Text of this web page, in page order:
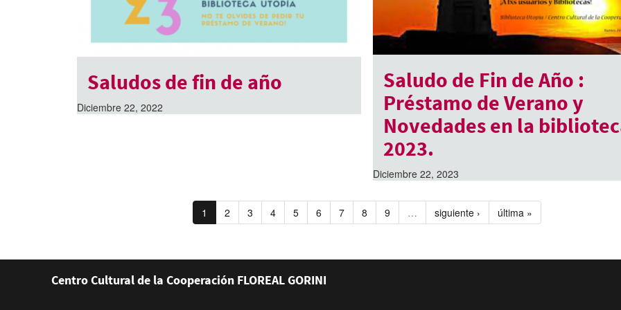
Saludo de Fin de Año :
Préstamo de Verano y
Novedades en la
2023.
Diciembre 22, 2023
Saludos de fin de año
Diciembre 22, 2022
1 2 3 4 5 6 7 8 9 … siguiente › última »
Centro Cultural de la Cooperación FLOREAL GORINI